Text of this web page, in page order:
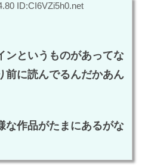
ID:CI6VZi5h0.net
ンというものがあってな
前に読んでるんだかあん
な作品がたまにあるがな